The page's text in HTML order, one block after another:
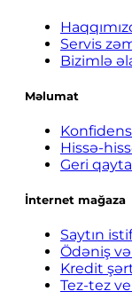
Servis
Bizimlə
Məlumat
Hissə-
Geri
İnternet mağaza
Saytın
Ödəniş və
Kredit
Tez-tez